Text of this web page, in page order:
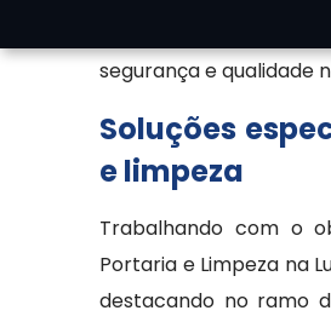
segurança e qualidade
Soluções
e limpeza
Trabalhando com o
Portaria e Limpeza na
destacando no ramo